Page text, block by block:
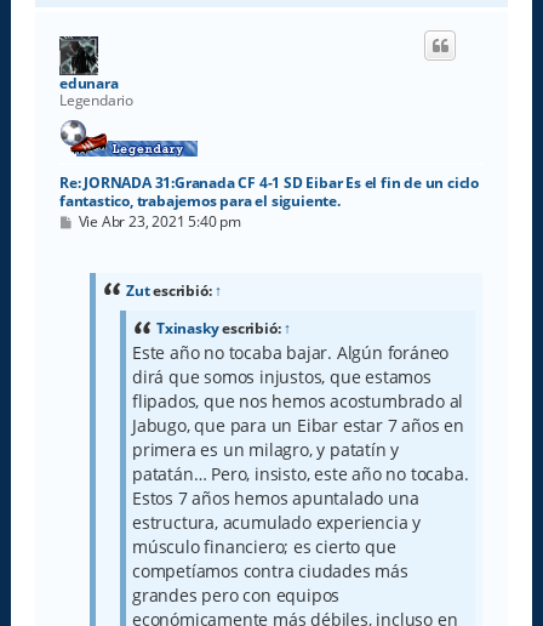
r
edunara
Legendario
Re: JORNADA 31:Granada CF 4-1 SD Eibar Es el fin de un ciclo
fantastico, trabajemos para el siguiente.
M
Vie Abr 23, 2021 5:40 pm
Zutescribió:↑
Txinaskyescribió:↑
Este año no tocaba bajar. Algún foráneo
dirá que somos injustos, que estamos
flipados, que nos hemos acostumbrado al
Jabugo, que para un Eibar estar 7 años en
primera es un milagro, y patatín y
patatán… Pero, insisto, este año no tocaba.
Estos 7 años hemos apuntalado una
estructura, acumulado experiencia y
músculo financiero; es cierto que
competíamos contra ciudades más
grandes pero con equipos
económicamente más débiles, incluso en